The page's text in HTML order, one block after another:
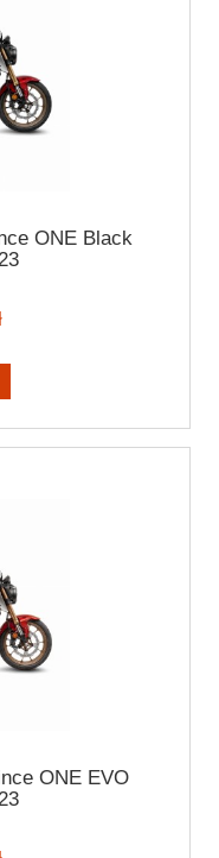
ONE Black
ONE EVO